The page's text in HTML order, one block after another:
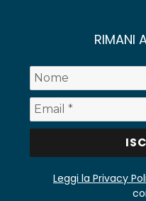
RIMANI
Leggi la Privacy